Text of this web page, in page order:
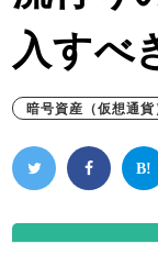
入すべ
暗号資産（仮想通貨